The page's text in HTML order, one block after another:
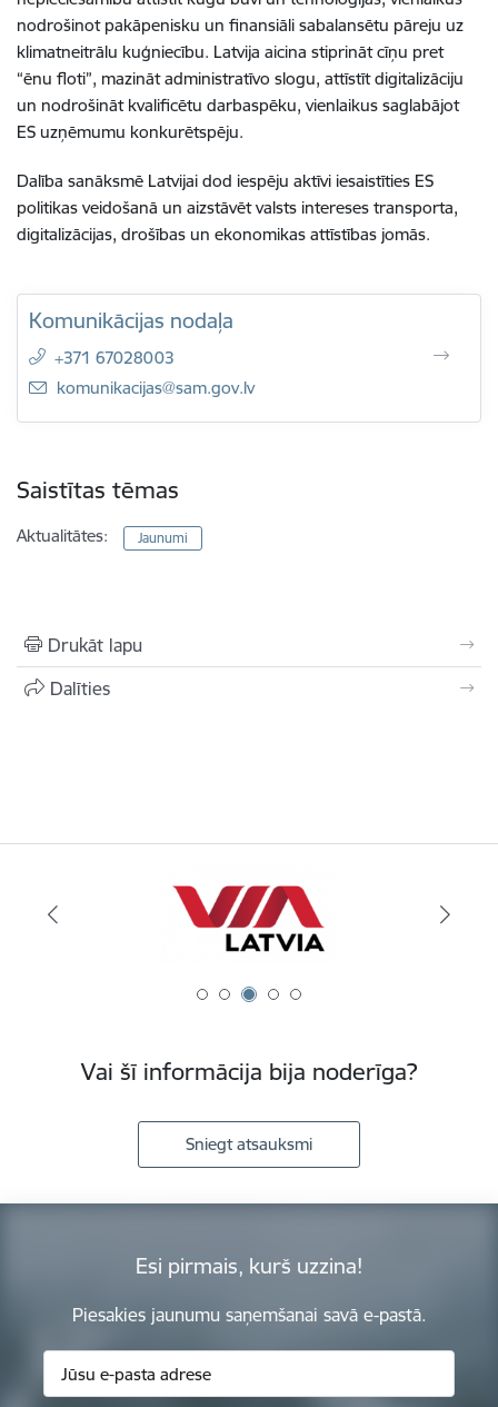
nodrošinot pakāpenisku un finansiāli sabalansētu pāreju uz
klimatneitrālu kuģniecību. Latvija aicina stiprināt cīņu pret
“ēnu floti”, mazināt administratīvo slogu, attīstīt digitalizāciju
un nodrošināt kvalificētu darbaspēku, vienlaikus saglabājot
ES uzņēmumu konkurētspēju.
Dalība sanāksmē Latvijai dod iespēju aktīvi iesaistīties ES
politikas veidošanā un aizstāvēt valsts intereses transporta,
digitalizācijas, drošības un ekonomikas attīstības jomās.
Komunikācijas nodaļa
+371 67028003
E-pasts:
komunikacijas@sam.gov.lv
Saistītas tēmas
Aktualitātes: Jaunumi
Drukāt lapu
Dalīties
Vai šī informācija bija noderīga?
Sniegt atsauksmi
Esi pirmais, kurš uzzina!
Piesakies jaunumu saņemšanai savā e-pastā.